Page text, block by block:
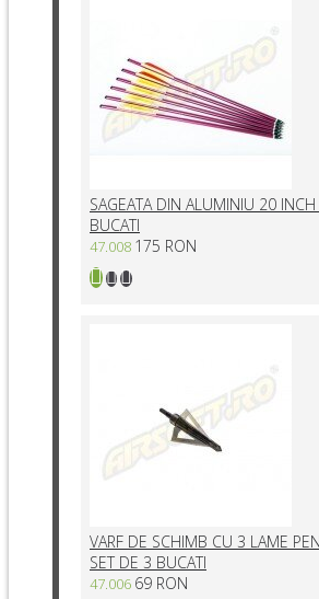
SAGEATA DIN ALUMINIU 20
BUCATI
47.008 175 RON
VARF DE SCHIMB CU 3 LAME
SET DE 3 BUCATI
47.006 69 RON